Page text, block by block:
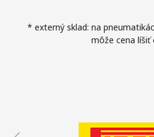
* externý sklad: na
môže cena líšiť